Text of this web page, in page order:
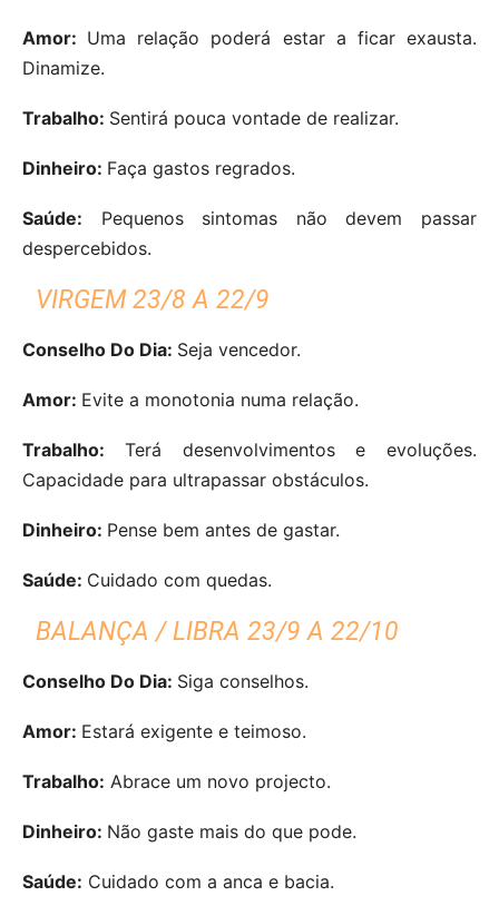
Amor: Uma relação poderá estar a ficar exausta.
Dinamize.
Trabalho: Sentirá pouca vontade de realizar.
Dinheiro: Faça gastos regrados.
Saúde: Pequenos sintomas não devem passar
despercebidos.
VIRGEM 23/8 A 22/9
Conselho Do Dia: Seja vencedor.
Amor: Evite a monotonia numa relação.
Trabalho: Terá desenvolvimentos e evoluções.
Capacidade para ultrapassar obstáculos.
Dinheiro: Pense bem antes de gastar.
Saúde: Cuidado com quedas.
BALANÇA / LIBRA 23/9 A 22/10
Conselho Do Dia: Siga conselhos.
Amor: Estará exigente e teimoso.
Trabalho: Abrace um novo projecto.
Dinheiro: Não gaste mais do que pode.
Saúde: Cuidado com a anca e bacia.